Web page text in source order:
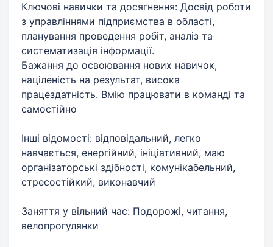
Ключові навички та досягнення: Досвід роботи
з управліннями підприємства в області,
планування проведення робіт, аналіз та
систематизація інформації.
Бажання до освоювання нових навичок,
націленість на результат, висока
працездатність. Вмію працювати в команді та
самостійно
Інші відомості: відповідальний, легко
навчається, енергійний, ініціативний, маю
організаторські здібності, комунікабельний,
стресостійкий, виконавчий
Заняття у вільний час: Подорожі, читання,
велопрогулянки